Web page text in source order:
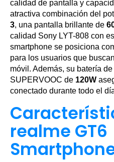
calidad de pantalla y
atractiva combinación del
3, una pantalla brillante de
calidad Sony LYT-808 con
smartphone se posiciona
para los usuarios que
móvil. Además, su batería de
SUPERVOOC de 120W
conectado durante todo el
realme GT6